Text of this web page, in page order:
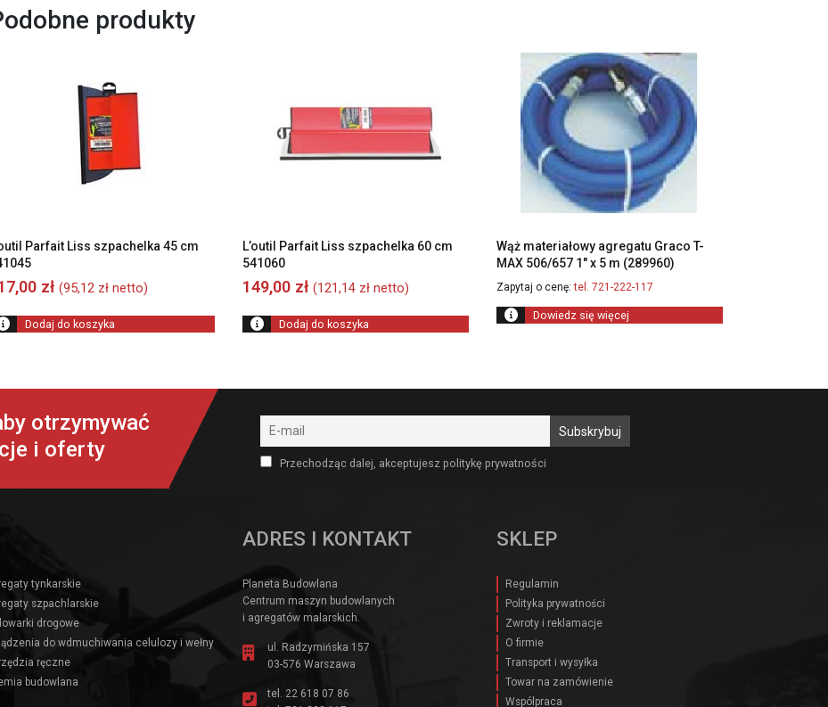
produkty
Parfait Liss szpachelka 45 cm
zł (95,12 zł netto)
Dodaj do koszyka
L’outil Parfait Liss szpachelka 60 cm
541060
149,00 zł (121,14 zł netto)
Dodaj do koszyka
Wąż materiałowy agregatu Graco T-
MAX 506/657 1″ x 5 m (289960)
Zapytaj o cenę: tel. 721-222-117
Dowiedz się więcej
otrzymywać
i oferty
Przechodząc dalej, akceptujesz politykę prywatności
tynkarskie
szpachlarskie
drogowe
do wdmuchiwania celulozy i wełny
ręczne
budowlana
ADRES I KONTAKT
Planeta Budowlana
Centrum maszyn budowlanych
i agregatów malarskich.
ul. Radzymińska 157
03-576 Warszawa
tel. 22 618 07 86
SKLEP
Regulamin
Polityka prywatności
Zwroty i reklamacje
O firmie
Transport i wysyłka
Towar na zamówienie
Wspólpraca